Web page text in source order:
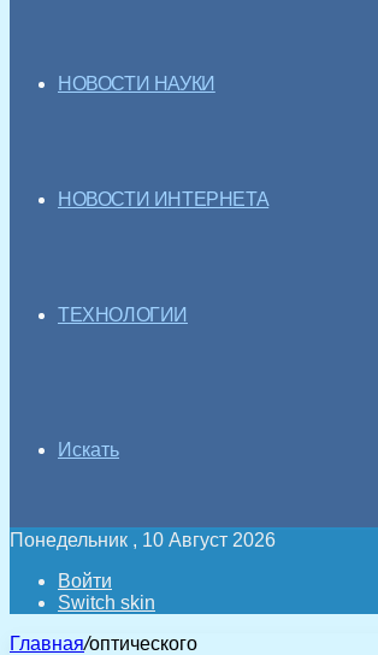
НОВОСТИ НАУКИ
НОВОСТИ ИНТЕРНЕТА
ТЕХНОЛОГИИ
Искать
Понедельник , 10 Август 2026
Войти
Switch skin
Главная/оптического